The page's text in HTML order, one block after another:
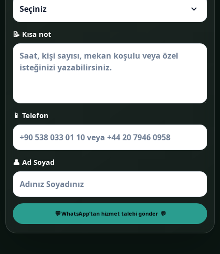
📝 Kısa not
📱 Telefon
👤 Ad Soyad
WhatsApp’tan hizmet talebi gönder